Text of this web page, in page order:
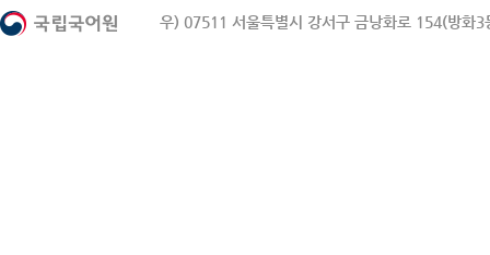
우) 07511 서울특별시 강서구 금낭화로 154(방화3